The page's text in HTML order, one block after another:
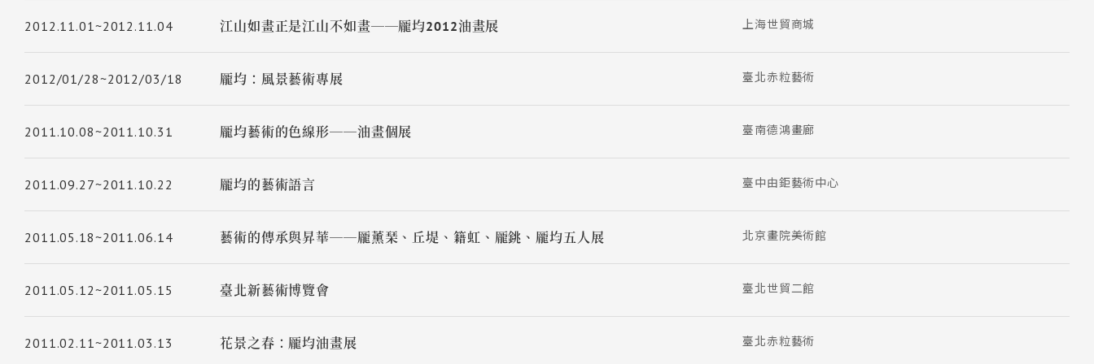
2012.11.01~2012.11.04 江山如畫正是江山不如畫──龎均2012油畫展 上海世貿商城
2012/01/28~2012/03/18 龎均：風景藝術專展 臺北赤粒藝術
2011.10.08~2011.10.31 龎均藝術的色線形──油畫個展 臺南德鴻畫廊
2011.09.27~2011.10.22 龎均的藝術語言 臺中由鉅藝術中心
2011.05.18~2011.06.14 藝術的傳承與昇華──龎薰琹、丘堤、籍虹、龎銚、龎均五人展 北京畫院美術館
2011.05.12~2011.05.15 臺北新藝術博覽會 臺北世貿二館
2011.02.11~2011.03.13 花景之春：龎均油畫展 臺北赤粒藝術